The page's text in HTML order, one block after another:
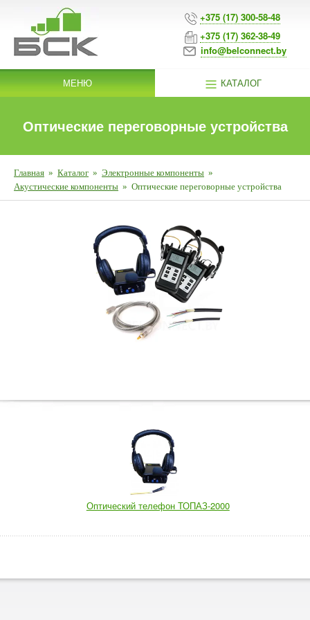
+375 (17) 300-58-48
+375 (17) 362-38-49
info@belconnect.by
МЕНЮ КАТАЛОГ
Оптические переговорные устройства
Главная » Каталог » Электронные компоненты »
Акустические компоненты » Оптические переговорные устройства
Оптический телефон ТОПАЗ-2000